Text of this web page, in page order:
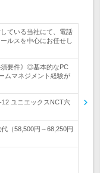
ている当社にて、電話
ルスを中心にお任せし
要件》◎基本的なPC
ムマネジメント経験が
ユニエックスNCT六
（58,500円～68,250円